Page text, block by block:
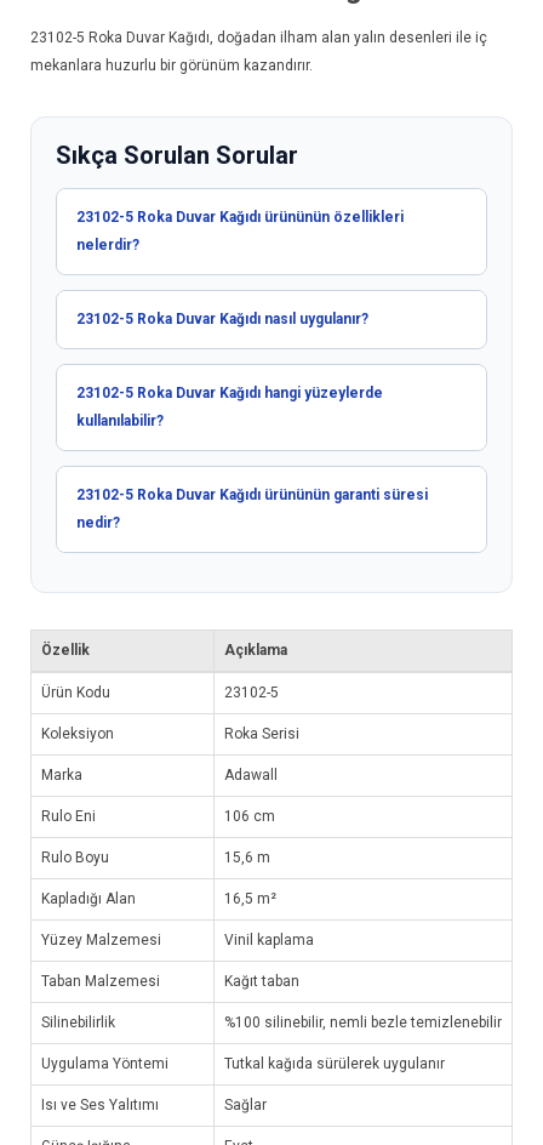
23102-5 Roka Duvar Kağıdı , doğadan ilham alan yalın desenleri ile iç
mekanlara huzurlu bir görünüm kazandırır.
Sıkça Sorulan Sorular
23102-5 Roka Duvar Kağıdı ürününün özellikleri
nelerdir?
23102-5 Roka Duvar Kağıdı nasıl uygulanır?
23102-5 Roka Duvar Kağıdı hangi yüzeylerde
kullanılabilir?
23102-5 Roka Duvar Kağıdı ürününün garanti süresi
nedir?
Özellik Açıklama
Ürün Kodu 23102-5
Koleksiyon Roka Serisi
Marka Adawall
Rulo Eni 106 cm
Rulo Boyu 15,6 m
Kapladığı Alan 16,5 m²
Yüzey Malzemesi Vinil kaplama
Taban Malzemesi Kağıt taban
Silinebilirlik %100 silinebilir, nemli bezle temizlenebilir
Uygulama Yöntemi Tutkal kağıda sürülerek uygulanır
Isı ve Ses Yalıtımı Sağlar